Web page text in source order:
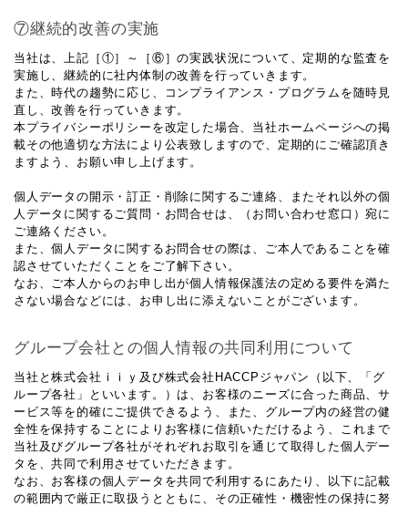
⑦継続的改善の実施
当社は、上記［①］～［⑥］の実践状況について、定期的な監査を
実施し、継続的に社内体制の改善を行っていきます。
また、時代の趨勢に応じ、コンプライアンス・プログラムを随時見
直し、改善を行っていきます。
本プライバシーポリシーを改定した場合、当社ホームページへの掲
載その他適切な方法により公表致しますので、定期的にご確認頂き
ますよう、お願い申し上げます。
個人データの開示・訂正・削除に関するご連絡、またそれ以外の個
人データに関するご質問・お問合せは、（お問い合わせ窓口）宛に
ご連絡ください。
また、個人データに関するお問合せの際は、ご本人であることを確
認させていただくことをご了解下さい。
なお、ご本人からのお申し出が個人情報保護法の定める要件を満た
さない場合などには、お申し出に添えないことがございます。
グループ会社との個人情報の共同利用について
当社と株式会社ｉｉｙ及び株式会社HACCPジャパン（以下、「グ
ループ各社」といいます。）は、お客様のニーズに合った商品、サ
ービス等を的確にご提供できるよう、また、グループ内の経営の健
全性を保持することによりお客様に信頼いただけるよう、これまで
当社及びグループ各社がそれぞれお取引を通じて取得した個人デー
タを、共同で利用させていただきます。
なお、お客様の個人データを共同で利用するにあたり、以下に記載
の範囲内で厳正に取扱うとともに、その正確性・機密性の保持に努